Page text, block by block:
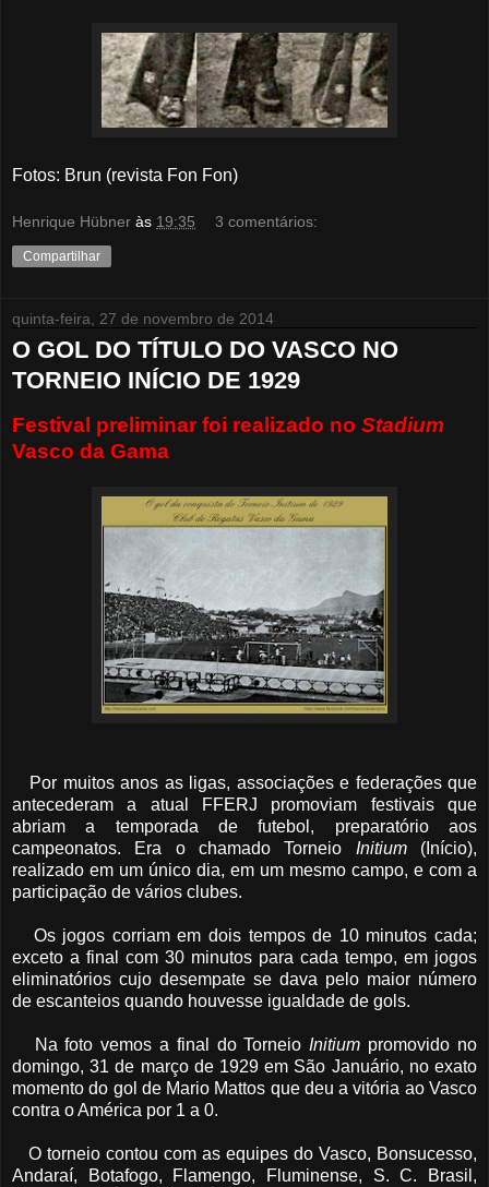
Fotos: Brun (revista Fon Fon)
Henrique Hübner às 19:35 3 comentários:
Compartilhar
quinta-feira, 27 de novembro de 2014
O GOL DO TÍTULO DO VASCO NO
TORNEIO INÍCIO DE 1929
Festival preliminar foi realizado no Stadium
Vasco da Gama
Por muitos anos as ligas, associações e federações que
antecederam a atual FFERJ promoviam festivais que
abriam a temporada de futebol, preparatório aos
campeonatos. Era o chamado Torneio Initium(Início),
realizado em um único dia, em um mesmo campo, e com a
participação de vários clubes.
Os jogos corriam em dois tempos de 10 minutos cada;
exceto a final com 30 minutos para cada tempo, em jogos
eliminatórios cujo desempate se dava pelo maior número
de escanteios quando houvesse igualdade de gols.
Na foto vemos a final do Torneio Initium promovido no
domingo, 31 de março de 1929 em São Januário, no exato
momento do gol de Mario Mattos que deu a vitória ao Vasco
contra o América por 1 a 0.
O torneio contou com as equipes do Vasco, Bonsucesso,
Andaraí, Botafogo, Flamengo, Fluminense, S. C. Brasil,